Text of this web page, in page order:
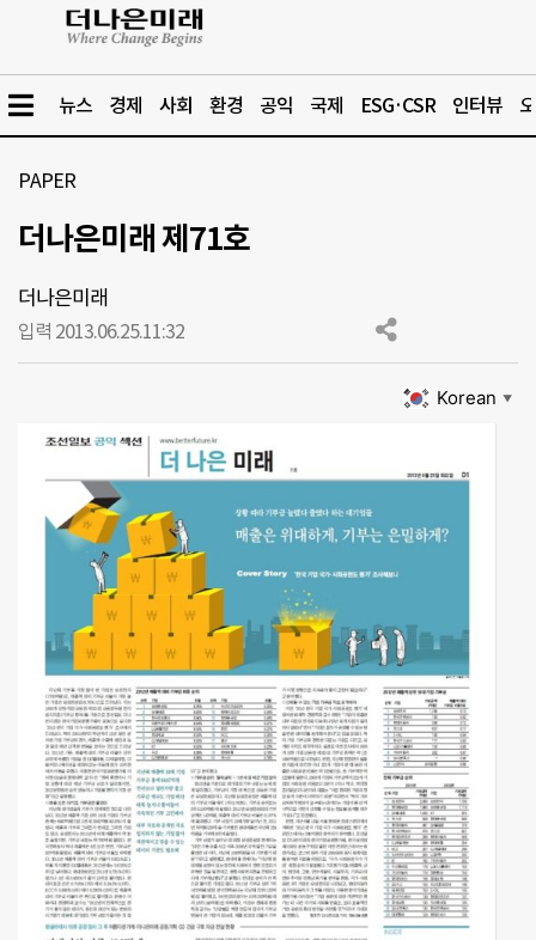
뉴스 경제 사회 환경 공익 국제 ESG·CSR 인터뷰
PAPER
더나은미래 제71호
더나은미래
입력 2013.06.25.11:32
Korean ▼